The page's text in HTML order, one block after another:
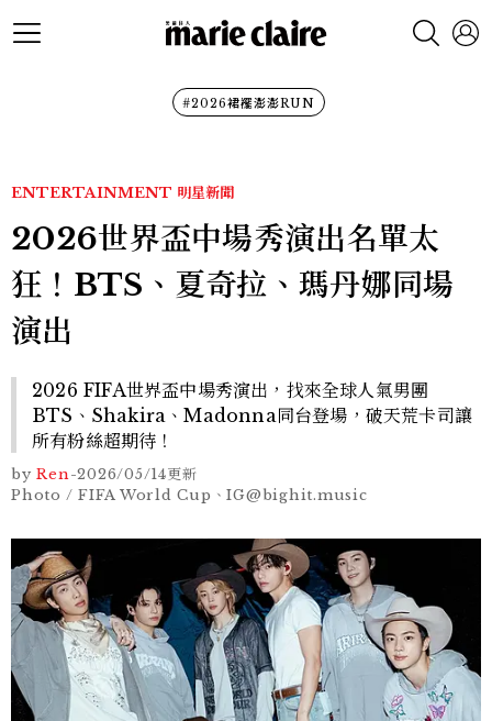
#2026裙襬澎澎RUN
ENTERTAINMENT 明星新聞
2026世界盃中場秀演出名單太
狂！BTS、夏奇拉、瑪丹娜同場
演出
2026 FIFA世界盃中場秀演出，找來全球人氣男團
BTS、Shakira、Madonna同台登場，破天荒卡司讓
所有粉絲超期待！
by Ren-2026/05/14更新
Photo / FIFA World Cup、IG@bighit.music